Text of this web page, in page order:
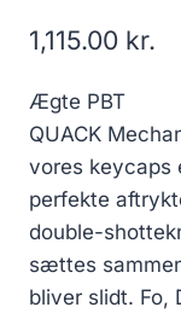
1,115.00 kr.
Ægte PBT
QUACK
vores keycaps
perfekte
double-
sættes
bliver slidt. Fo,